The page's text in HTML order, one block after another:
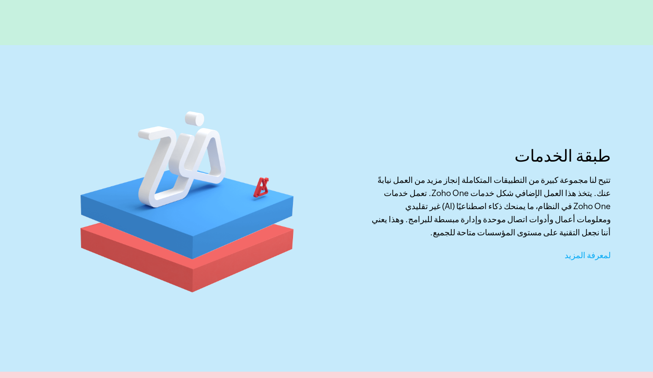
طبقة الخدمات
تتيح لنا مجموعة كبيرة من التطبيقات المتكاملة إنجاز مزيد من العمل نيابةً
عنك. يتخذ هذا العمل الإضافي شكل خدمات Zoho One. تعمل خدمات
Zoho One في النظام، ما يمنحك ذكاء اصطناعيًا (AI) غير تقليدي
ومعلومات أعمال وأدوات اتصال موحدة وإدارة مبسطة للبرامج. وهذا يعني
أننا نجعل التقنية على مستوى المؤسسات متاحة للجميع.
لمعرفة المزيد